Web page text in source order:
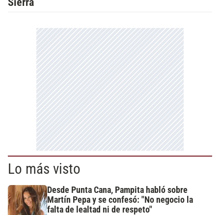
Lo más visto
Desde Punta Cana, Pampita habló sobre
Martín Pepa y se confesó: "No negocio la
falta de lealtad ni de respeto"